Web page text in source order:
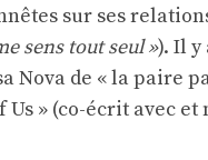
sur ses
sens tout seul »). Il y
Nova de « la paire
» (co-écrit avec